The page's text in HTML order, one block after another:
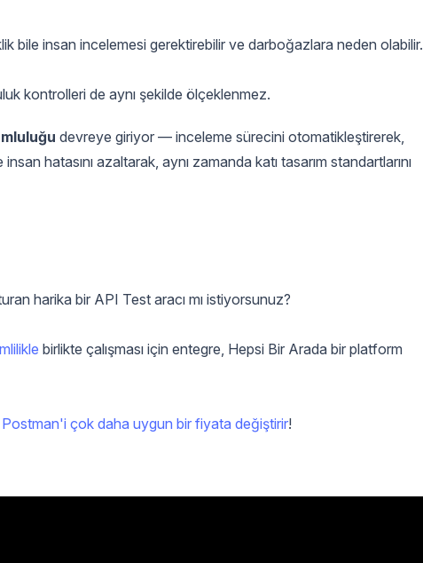
bile insan incelemesi gerektirebilir ve darboğazlara neden olabilir.
kontrolleri de aynı şekilde ölçeklenmez.
devreye giriyor — inceleme sürecini otomatikleştirerek,
hatasını azaltarak, aynı zamanda katı tasarım standartlarını
harika bir API Test aracı mı istiyorsunuz?
birlikte çalışması için entegre, Hepsi Bir Arada bir platform
Postman'i çok daha uygun bir fiyata değiştirir!